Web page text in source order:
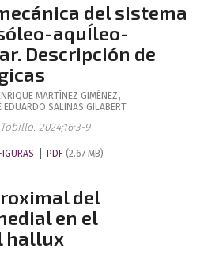
del sistema
aquÍleo-
Descripción de
MARTÍNEZ GIMÉNEZ ,
EDUARDO SALINAS GILABERT
2024;16:3-9
FIGURAS PDF (2.67 MB)
del
en el
hallux